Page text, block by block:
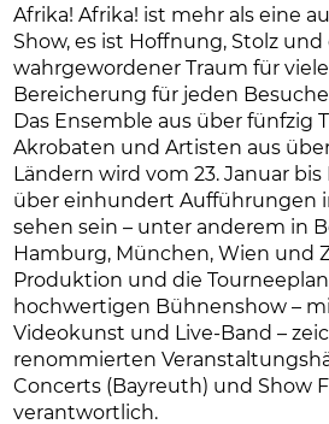
Afrika! Afrika! ist mehr als eine
Show, es ist Hoffnung, Stolz und
wahrgewordener Traum für
Bereicherung für jeden
Das Ensemble aus über fünfzig
Akrobaten und Artisten aus
Ländern wird vom 23. Januar
über einhundert Aufführungen
sehen sein – unter anderem in
Hamburg, München, Wien und
Produktion und die
hochwertigen Bühnenshow –
Videokunst und Live-Band –
renommierten
Concerts (Bayreuth) und Show
verantwortlich.